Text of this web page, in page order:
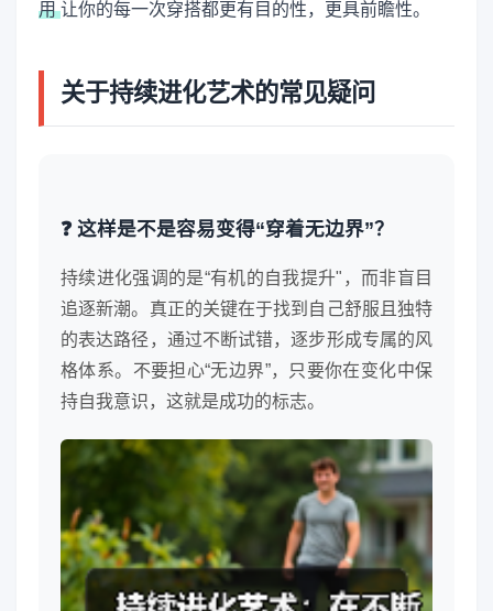
用 让你的每一次穿搭都更有目的性，更具前瞻性。
关于持续进化艺术的常见疑问
❓ 这样是不是容易变得“穿着无边界”？
持续进化强调的是“有机的自我提升"，而非盲目
追逐新潮。真正的关键在于找到自己舒服且独特
的表达路径，通过不断试错，逐步形成专属的风
格体系。不要担心“无边界”，只要你在变化中保
持自我意识，这就是成功的标志。